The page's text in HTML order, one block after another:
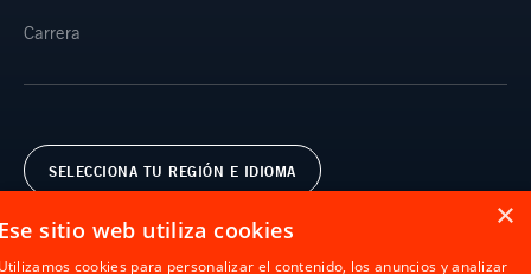
Carrera
SELECCIONA TU REGIÓN E IDIOMA
×
sitio web utiliza cookies
cookies para personalizar el contenido, los anuncios y analizar